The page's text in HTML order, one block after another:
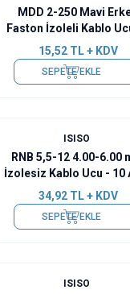
MDD 2-250 Mavi
Faston İzoleli Kablo
Adet
15,52TL + KDV
SEPETE EKLE
ISISO
RNB 5,5-12 4.00-6.00
İzolesiz Kablo Ucu - 10
34,92TL + KDV
SEPETE EKLE
ISISO